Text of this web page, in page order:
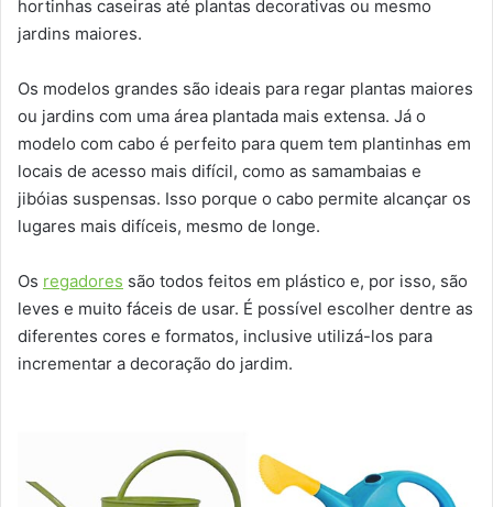
hortinhas caseiras até plantas decorativas ou mesmo
jardins maiores.
Os modelos grandes são ideais para regar plantas maiores
ou jardins com uma área plantada mais extensa. Já o
modelo com cabo é perfeito para quem tem plantinhas em
locais de acesso mais difícil, como as samambaias e
jibóias suspensas. Isso porque o cabo permite alcançar os
lugares mais difíceis, mesmo de longe.
Os regadores são todos feitos em plástico e, por isso, são
leves e muito fáceis de usar. É possível escolher dentre as
diferentes cores e formatos, inclusive utilizá-los para
incrementar a decoração do jardim.